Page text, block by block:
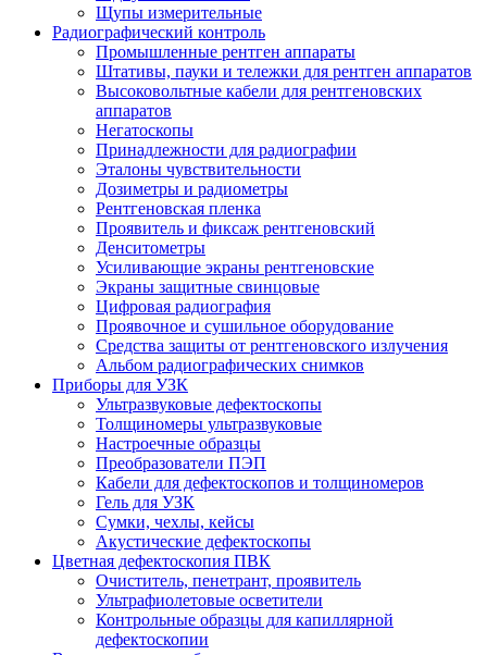
Щупы измерительные
Радиографический контроль
Промышленные рентген аппараты
Штативы, пауки и тележки для рентген аппаратов
Высоковольтные кабели для рентгеновских
аппаратов
Негатоскопы
Принадлежности для радиографии
Эталоны чувствительности
Дозиметры и радиометры
Рентгеновская пленка
Проявитель и фиксаж рентгеновский
Денситометры
Усиливающие экраны рентгеновские
Экраны защитные свинцовые
Цифровая радиография
Проявочное и сушильное оборудование
Средства защиты от рентгеновского излучения
Альбом радиографических снимков
Приборы для УЗК
Ультразвуковые дефектоскопы
Толщиномеры ультразвуковые
Настроечные образцы
Преобразователи ПЭП
Кабели для дефектоскопов и толщиномеров
Гель для УЗК
Сумки, чехлы, кейсы
Акустические дефектоскопы
Цветная дефектоскопия ПВК
Очиститель, пенетрант, проявитель
Ультрафиолетовые осветители
Контрольные образцы для капиллярной
дефектоскопии